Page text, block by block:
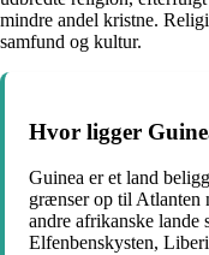
mindre andel kristne.
samfund og kultur.
Hvor ligger
Guinea er et land
grænser op til Atlanten
andre afrikanske lande
Elfenbenskysten,